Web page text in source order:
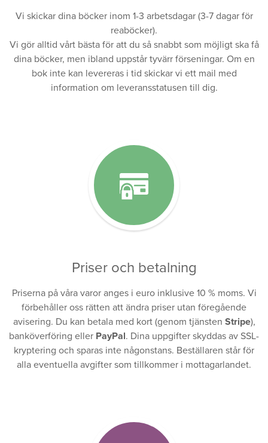
Vi skickar dina böcker inom 1-3 arbetsdagar (3-7 dagar för
reaböcker).
Vi gör alltid vårt bästa för att du så snabbt som möjligt ska få
dina böcker, men ibland uppstår tyvärr förseningar. Om en
bok inte kan levereras i tid skickar vi ett mail med
information om leveransstatusen till dig.
Priser och betalning
Priserna på våra varor anges i euro inklusive 10 % moms. Vi
förbehåller oss rätten att ändra priser utan föregående
avisering. Du kan betala med kort (genom tjänsten Stripe),
banköverföring eller PayPal. Dina uppgifter skyddas av SSL-
kryptering och sparas inte någonstans. Beställaren står för
alla eventuella avgifter som tillkommer i mottagarlandet.